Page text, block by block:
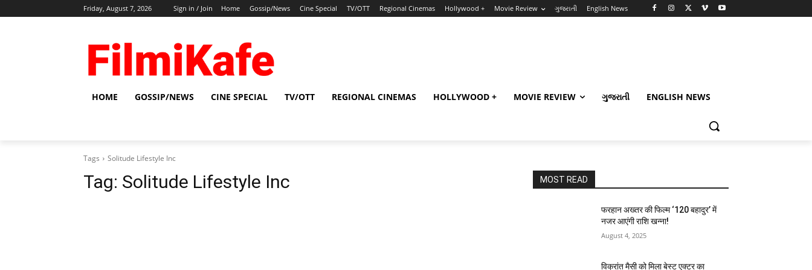
Friday, August 7, 2026 Sign in / Join Home Gossip/News Cine Special TV/OTT Regional Cinemas Hollywood + Movie Review ગુજરાતી English News
HOME GOSSIP/NEWS CINE SPECIAL TV/OTT REGIONAL CINEMAS HOLLYWOOD + MOVIE REVIEW ગુજરાતી ENGLISH NEWS
Tags Solitude Lifestyle Inc
Tag: Solitude Lifestyle Inc MOST READ
फरहान अख्तर की फिल्म ‘120 बहादुर’ में
नजर आएंगी राशि खन्ना!
August 4, 2025
विक्रांत मैसी को मिला बेस्ट एक्टर का